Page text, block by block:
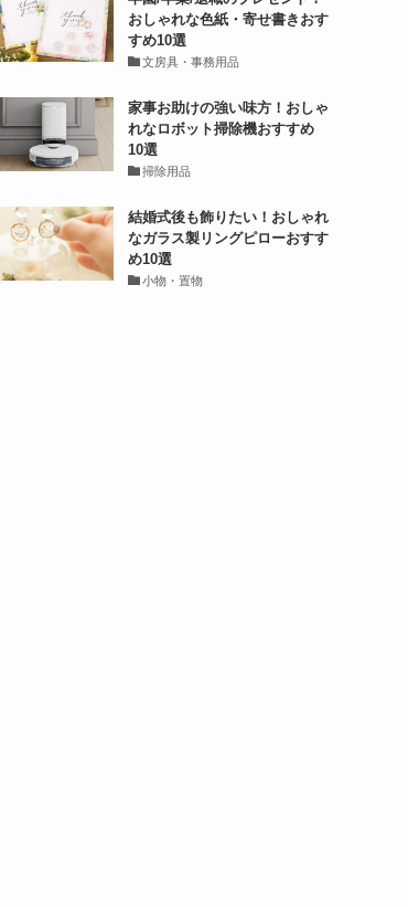
おしゃれな色紙・寄せ書きおす
すめ10選
文房具・事務用品
家事お助けの強い味方！おしゃ
れなロボット掃除機おすすめ
10選
掃除用品
結婚式後も飾りたい！おしゃれ
なガラス製リングピローおすす
め10選
小物・置物